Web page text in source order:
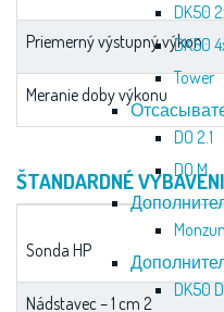
DK50
DK50
Tower
DO 2.1
DO M
Monzun
DK50
Priemerný výstupný výkon
Meranie doby výkonu
ŠTANDARDNÉ
Sonda HP
Nádstavec – 1 cm 2